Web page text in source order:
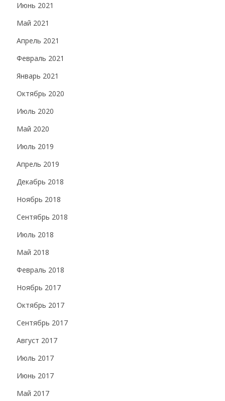
Июнь 2021
Май 2021
Апрель 2021
Февраль 2021
Январь 2021
Октябрь 2020
Июль 2020
Май 2020
Июль 2019
Апрель 2019
Декабрь 2018
Ноябрь 2018
Сентябрь 2018
Июль 2018
Май 2018
Февраль 2018
Ноябрь 2017
Октябрь 2017
Сентябрь 2017
Август 2017
Июль 2017
Июнь 2017
Май 2017